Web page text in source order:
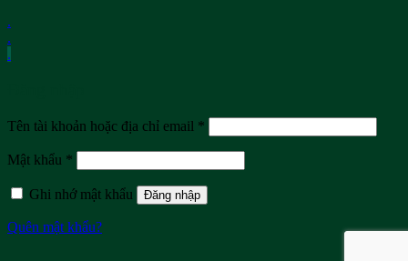
.
.
.
Tên tài khoản hoặc địa chỉ email *
Mật khẩu *
Ghi nhớ mật khẩu Đăng nhập
Quên mật khẩu?